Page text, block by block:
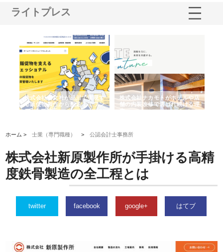
ライトプレス
株式会社耕文社が品川で実現す
る販促物製作から配送までワン
ストップ対応
株式会社ナカモトがホテルや店
舗の内装改修で選ばれ続ける理
由
ホーム >士業（専門職種） >公認会計士事務所
株式会社新原製作所が手掛ける高精
度鉄骨製造の全工程とは
twitter facebook google+ はてブ